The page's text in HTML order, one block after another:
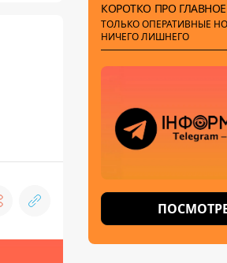
КОРОТКО ПРО ГЛАВНОЕ
ТОЛЬКО ОПЕРАТИВНЫЕ
НИЧЕГО ЛИШНЕГО